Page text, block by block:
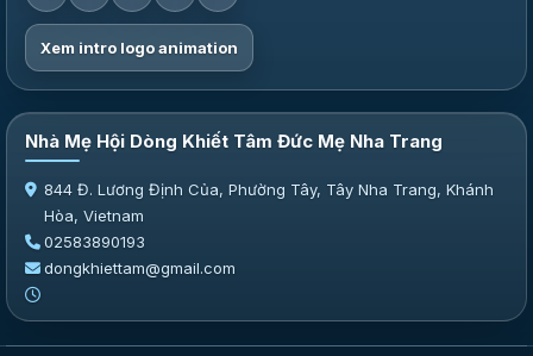
Xem intro logo animation
Nhà Mẹ Hội Dòng Khiết Tâm Đức Mẹ Nha Trang
844 Đ. Lương Định Của, Phường Tây, Tây Nha Trang, Khánh
Hòa, Vietnam
02583890193
dongkhiettam@gmail.com